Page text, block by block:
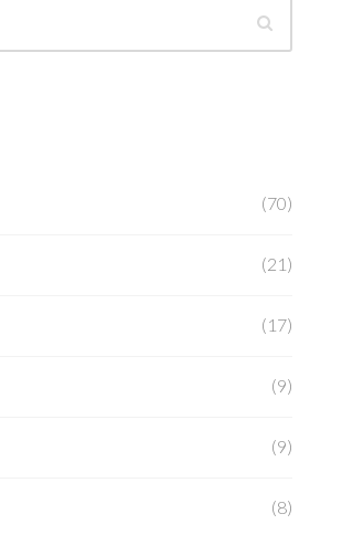
(70)
(21)
(17)
(9)
(9)
(8)